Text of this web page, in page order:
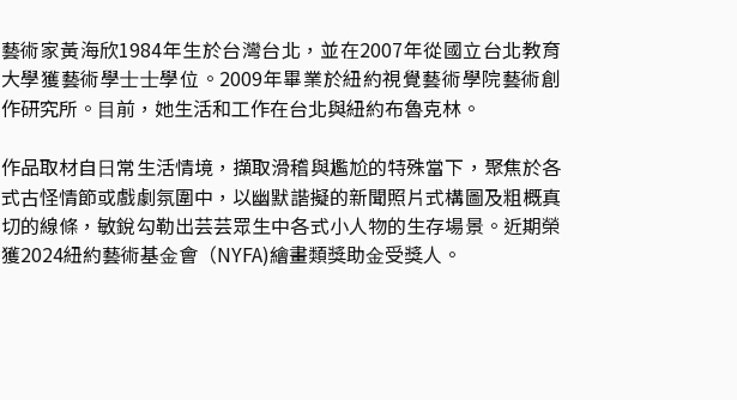
藝術家黃海欣1984年⽣於台灣台北，並在2007年從國立台北教育
⼤學獲藝術學⼠⼠學位。2009年畢業於紐約視覺藝術學院藝術創
作研究所。⽬前，她⽣活和⼯作在台北與紐約布魯克林。
作品取材⾃⽇常⽣活情境，擷取滑稽與尷尬的特殊當下，聚焦於各
式古怪情節或戲劇氛圍中，以幽默諧擬的新聞照片式構圖及粗概真
切的線條，敏銳勾勒出芸芸眾⽣中各式⼩⼈物的⽣存場景。近期榮
獲2024紐約藝術基⾦會（NYFA)繪畫類獎助⾦受獎⼈。